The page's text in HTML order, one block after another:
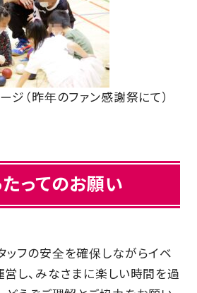
ジ（昨年のファン感謝祭にて）
ってのお願い
ッフの安全を確保しながらイベ
し、みなさまに楽しい時間を過